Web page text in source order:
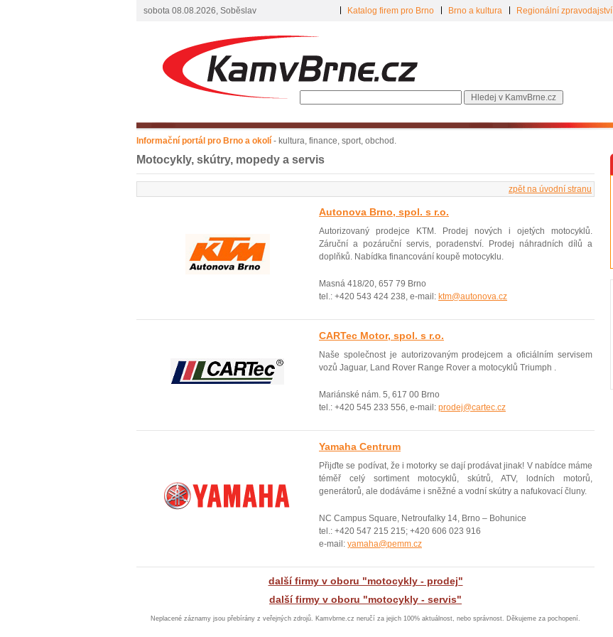
Informační portál pro Brno a okolí - kultura, finance, sport, obchod.
Regionální zpravodajství
Brno a kultura
Katalog firem pro Brno
sobota 08.08.2026, Soběslav
Motocykly, skútry, mopedy a servis
zpět na úvodní stranu
Autonova Brno, spol. s r.o.
Autorizovaný prodejce KTM. Prodej nových i ojetých motocyklů.
Záruční a pozáruční servis, poradenství. Prodej náhradních dílů a
doplňků. Nabídka financování koupě motocyklu.
Masná 418/20, 657 79 Brno
tel.: +420 543 424 238, e-mail: ktm@autonova.cz
CARTec Motor, spol. s r.o.
Naše společnost je autorizovaným prodejcem a oficiálním servisem
vozů Jaguar, Land Rover Range Rover a motocyklů Triumph .
Mariánské nám. 5, 617 00 Brno
tel.: +420 545 233 556, e-mail: prodej@cartec.cz
Yamaha Centrum
Přijďte se podívat, že i motorky se dají prodávat jinak! V nabídce máme
téměř celý sortiment motocyklů, skútrů, ATV, lodních motorů,
generátorů, ale dodáváme i sněžné a vodní skútry a nafukovací čluny.
NC Campus Square, Netroufalky 14, Brno – Bohunice
tel.: +420 547 215 215; +420 606 023 916
e-mail: yamaha@pemm.cz
další firmy v oboru "motocykly - prodej"
další firmy v oboru "motocykly - servis"
Neplacené záznamy jsou přebírány z veřejných zdrojů. Kamvbrne.cz neručí za jejich 100% aktuálnost, nebo správnost. Děkujeme za pochopení.